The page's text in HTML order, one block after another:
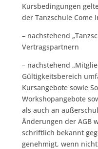
Kursbedingungen
der Tanzschule Come
– nachstehend
Vertragspartnern
– nachstehend
Gültigkeitsbereich
Kursangebote sowie
Workshopangebote
als auch an
Änderungen der AGB
schriftlich bekannt
genehmigt, wenn